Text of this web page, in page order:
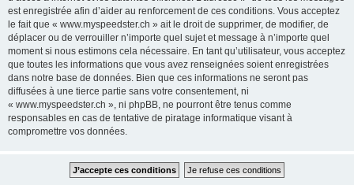
est enregistrée afin d’aider au renforcement de ces conditions. Vous acceptez
le fait que « www.myspeedster.ch » ait le droit de supprimer, de modifier, de
déplacer ou de verrouiller n’importe quel sujet et message à n’importe quel
moment si nous estimons cela nécessaire. En tant qu’utilisateur, vous acceptez
que toutes les informations que vous avez renseignées soient enregistrées
dans notre base de données. Bien que ces informations ne seront pas
diffusées à une tierce partie sans votre consentement, ni
« www.myspeedster.ch », ni phpBB, ne pourront être tenus comme
responsables en cas de tentative de piratage informatique visant à
compromettre vos données.